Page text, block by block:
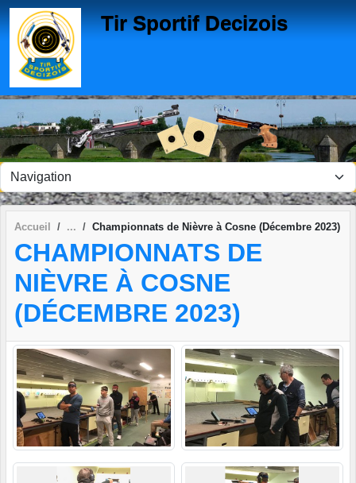
Tir Sportif Decizois
Accueil Championnats de Nièvre à Cosne (Décembre 2023)
CHAMPIONNATS DE
NIÈVRE À COSNE
(DÉCEMBRE 2023)
Panneau de gestion des cookies